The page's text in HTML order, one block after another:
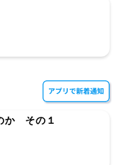
か その１